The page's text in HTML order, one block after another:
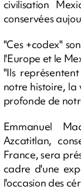
civilisation
conservées
"Ces +codex"
l'Europe et le
"Ils
notre histoire, la
profonde de
Emmanuel
Azcatitlan,
France, sera
cadre d'une
l'occasion des